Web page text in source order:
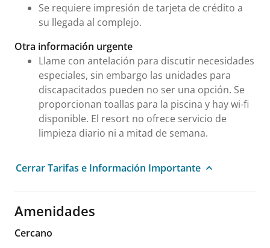
Se requiere impresión de tarjeta de crédito a
su llegada al complejo.
Otra información urgente
Llame con antelación para discutir necesidades
especiales, sin embargo las unidades para
discapacitados pueden no ser una opción. Se
proporcionan toallas para la piscina y hay wi-fi
disponible. El resort no ofrece servicio de
limpieza diario ni a mitad de semana.
Cerrar Tarifas e Información Importante
Amenidades
Cercano